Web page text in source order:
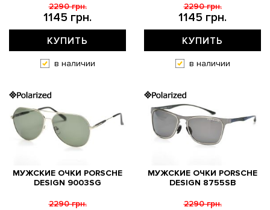
1145 грн.
2290 грн.
КУПИТЬ
в наличии
1145 грн.
2290 грн.
КУПИТЬ
в наличии
МУЖСКИЕ ОЧКИ PORSCHE
DESIGN 9003SG
2290 грн.
МУЖСКИЕ ОЧКИ PORSCHE
DESIGN 8755SB
2290 грн.